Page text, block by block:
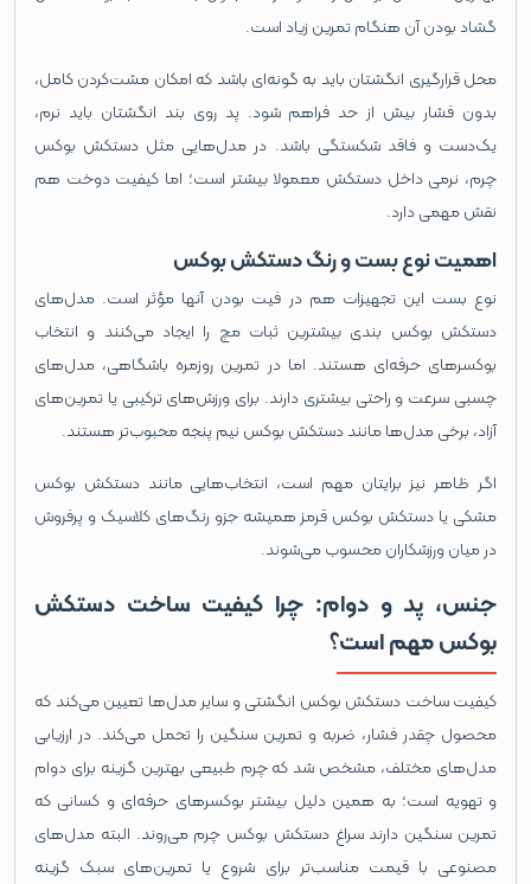
گشاد بودن آن هنگام تمرین زیاد است.
محل قرارگیری انگشتان باید به‌ گونه‌ای باشد که امکان مشت‌کردن کامل،
بدون فشار بیش از حد فراهم شود. پد روی بند انگشتان باید نرم،
یک‌دست و فاقد شکستگی باشد. در مدل‌هایی مثل دستکش بوکس
چرم، نرمی داخل دستکش معمولا بیشتر است؛ اما کیفیت دوخت هم
نقش مهمی دارد.
اهمیت نوع بست و رنگ دستکش بوکس
نوع بست این تجهیزات هم در فیت بودن آنها مؤثر است. مدل‌های
دستکش بوکس بندی بیشترین ثبات مچ را ایجاد می‌کنند و انتخاب
بوکسرهای حرفه‌ای هستند. اما در تمرین روزمره باشگاهی، مدل‌های
چسبی سرعت و راحتی بیشتری دارند. برای ورزش‌های ترکیبی یا تمرین‌های
آزاد، برخی مدل‌ها مانند دستکش بوکس نیم پنجه محبوب‌تر هستند.
اگر ظاهر نیز برایتان مهم است، انتخاب‌هایی مانند دستکش بوکس
مشکی یا دستکش بوکس قرمز همیشه جزو رنگ‌های کلاسیک و پرفروش
در میان ورزشکاران محسوب می‌شوند.
جنس، پد و دوام: چرا کیفیت ساخت دستکش
بوکس مهم است؟
کیفیت ساخت دستکش بوکس انگشتی و سایر مدل‌ها تعیین می‌کند که
محصول چقدر فشار، ضربه و تمرین سنگین را تحمل می‌کند. در ارزیابی
مدل‌های مختلف، مشخص شد که چرم طبیعی بهترین گزینه برای دوام
و تهویه است؛ به همین دلیل بیشتر بوکسرهای حرفه‌ای و کسانی که
تمرین سنگین دارند سراغ دستکش بوکس چرم می‌روند. البته مدل‌های
مصنوعی با قیمت مناسب‌تر برای شروع یا تمرین‌های سبک گزینه